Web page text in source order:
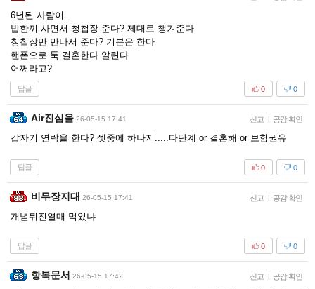
6년된 사람이...
밥한끼 사면서 청첩장 준다? 제대로 챙겨준다
청첩장만 만나서 준다? 기본은 한다
핸폰으로 툭 결혼한다 알린다
어쩌라고?
답글 0
0
Air진심을 26-05-15 17:41 신고 | 공감 확인
갑자기 연락을 한다? 셋중에 하나지.....다단계 or 결혼해 or 보험권유
답글 0
0
비무장지대 26-05-15 17:41 신고 | 공감 확인
개념뒤진열매 먹었냐
답글 0
0
항복문서 26-05-15 17:42 신고 | 공감 확인